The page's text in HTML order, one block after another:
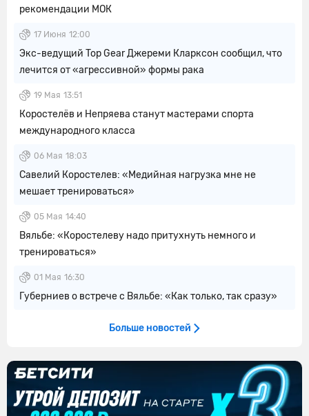
рекомендации МОК
17 Июня 12:00
Экс-ведущий Top Gear Джереми Кларксон сообщил, что
лечится от «агрессивной» формы рака
19 Мая 13:51
Коростелёв и Непряева станут мастерами спорта
международного класса
06 Мая 18:03
Савелий Коростелев: «Медийная нагрузка мне не
мешает тренироваться»
05 Мая 14:40
Вяльбе: «Коростелеву надо притухнуть немного и
тренироваться»
01 Мая 16:30
Губерниев о встрече с Вяльбе: «Как только, так сразу»
Больше новостей